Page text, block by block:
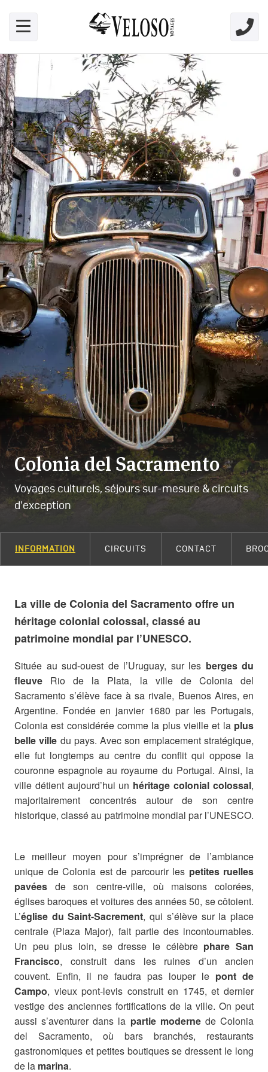
Colonia del Sacramento
Voyages culturels, séjours sur-mesure & circuits
d'exception
INFORMATION CIRCUITS CONTACT
La ville de Colonia del Sacramento offre un
héritage colonial colossal, classé au
patrimoine mondial par l’UNESCO.
Située au sud-ouest de l’Uruguay, sur les berges du
fleuve Rio de la Plata, la ville de Colonia del
Sacramento s’élève face à sa rivale, Buenos Aires, en
Argentine. Fondée en janvier 1680 par les Portugais,
Colonia est considérée comme la plus vieille et la plus
belle ville du pays. Avec son emplacement stratégique,
elle fut longtemps au centre du conflit qui oppose la
couronne espagnole au royaume du Portugal. Ainsi, la
ville détient aujourd’hui un héritage colonial colossal,
majoritairement concentrés autour de son centre
historique, classé au patrimoine mondial par l’UNESCO.
Le meilleur moyen pour s’imprégner de l’ambiance
unique de Colonia est de parcourir les petites ruelles
pavées de son centre-ville, où maisons colorées,
églises baroques et voitures des années 50, se côtoient.
L’église du Saint-Sacrement, qui s’élève sur la place
centrale (Plaza Major), fait partie des incontournables.
Un peu plus loin, se dresse le célèbre phare San
Francisco, construit dans les ruines d’un ancien
couvent. Enfin, il ne faudra pas louper le pont de
Campo, vieux pont-levis construit en 1745, et dernier
vestige des anciennes fortifications de la ville. On peut
aussi s’aventurer dans la partie modernede Colonia
del Sacramento, où bars branchés, restaurants
gastronomiques et petites boutiques se dressent le long
de la marina.